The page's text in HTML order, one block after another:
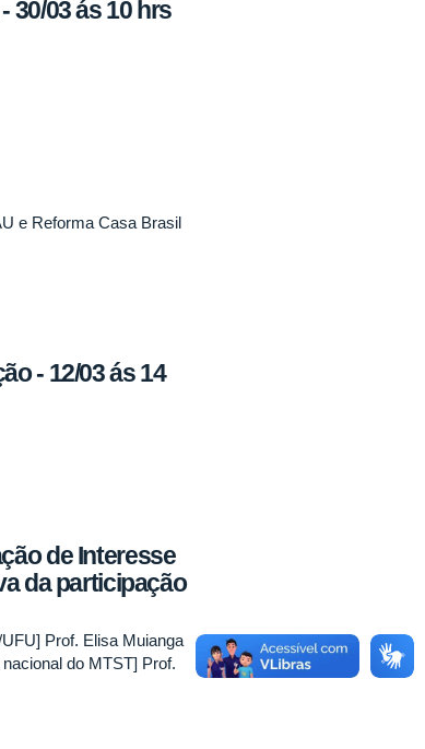
30/03 ás 10 hrs
e Reforma Casa Brasil
- 12/03 ás 14
de Interesse
da participação
Prof. Elisa Muianga
do MTST] Prof.